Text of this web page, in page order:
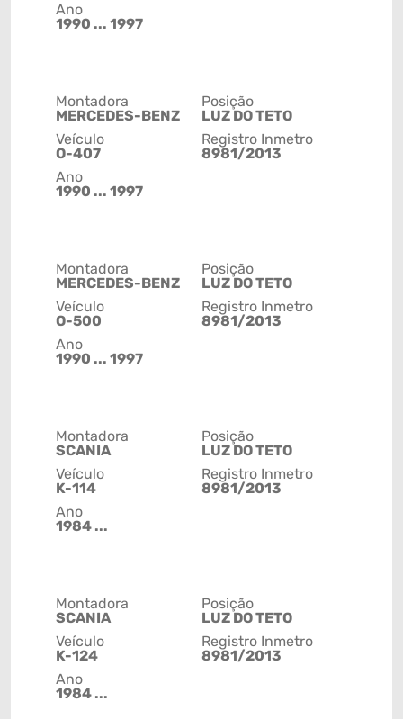
Ano
1990 ... 1997
Montadora
MERCEDES-BENZ
Veículo
O-407
Ano
1990 ... 1997
Posição
LUZ DO TETO
Registro Inmetro
8981/2013
Montadora
MERCEDES-BENZ
Veículo
O-500
Ano
1990 ... 1997
Posição
LUZ DO TETO
Registro Inmetro
8981/2013
Montadora
SCANIA
Veículo
K-114
Ano
1984 ...
Posição
LUZ DO TETO
Registro Inmetro
8981/2013
Montadora
SCANIA
Veículo
K-124
Ano
1984 ...
Posição
LUZ DO TETO
Registro Inmetro
8981/2013